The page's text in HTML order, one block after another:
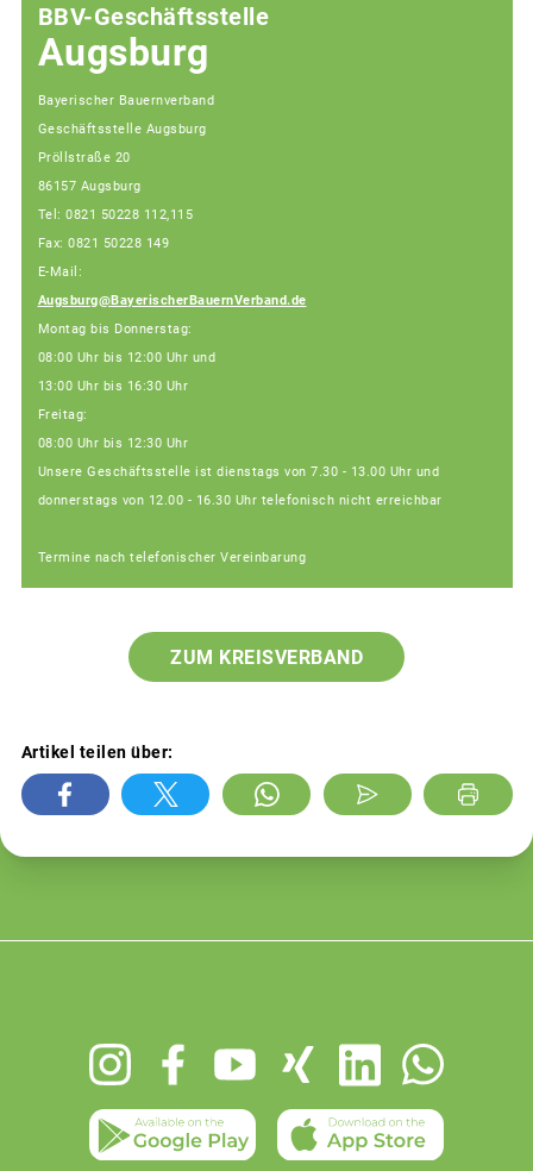
BBV-Geschäftsstelle
Augsburg
Bayerischer Bauernverband
Geschäftsstelle Augsburg
Pröllstraße 20
86157 Augsburg
Tel: 0821 50228 112,115
Fax: 0821 50228 149
E-Mail:
Augsburg@BayerischerBauernVerband.de
Montag bis Donnerstag:
08:00 Uhr bis 12:00 Uhr und
13:00 Uhr bis 16:30 Uhr
Freitag:
08:00 Uhr bis 12:30 Uhr
Unsere Geschäftsstelle ist dienstags von 7.30 - 13.00 Uhr und
donnerstags von 12.00 - 16.30 Uhr telefonisch nicht erreichbar
Termine nach telefonischer Vereinbarung
ZUM KREISVERBAND
Artikel teilen über: